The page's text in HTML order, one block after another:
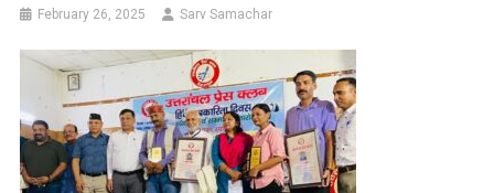
February 26, 2025 Sarv Samachar